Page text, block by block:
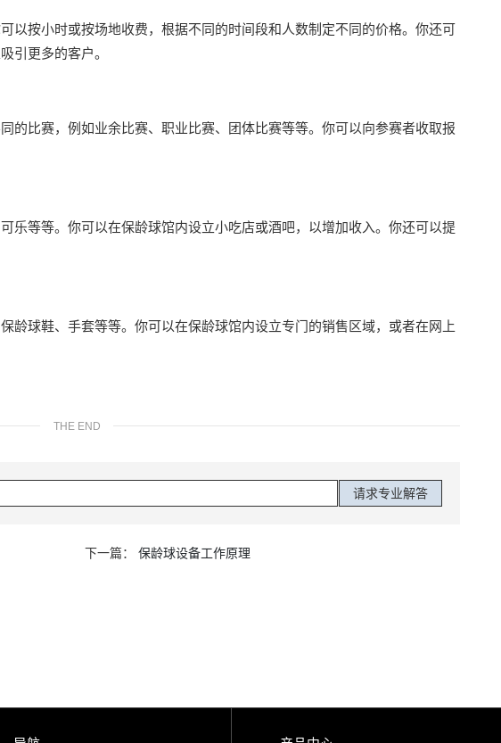
以按小时或按场地收费，根据不同的时间段和人数制定不同的价格。你还可
引更多的客户。
的比赛，例如业余比赛、职业比赛、团体比赛等等。你可以向参赛者收取报
乐等等。你可以在保龄球馆内设立小吃店或酒吧，以增加收入。你还可以提
龄球鞋、手套等等。你可以在保龄球馆内设立专门的销售区域，或者在网上
THE END
下一篇： 保龄球设备工作原理